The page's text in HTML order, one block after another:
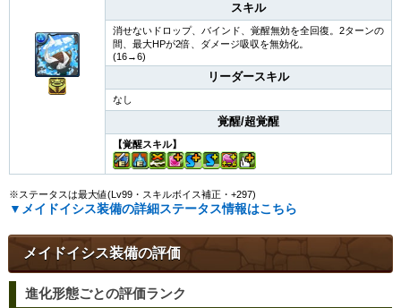
スキル
消せないドロップ、バインド、覚醒無効を全回復。2ターンの
間、最大HPが2倍、ダメージ吸収を無効化。
(16→6)
リーダースキル
なし
覚醒/超覚醒
【覚醒スキル】
※ステータスは最大値(Lv99・スキルボイス補正・+297)
▼メイドイシス装備の詳細ステータス情報はこちら
メイドイシス装備の評価
進化形態ごとの評価ランク